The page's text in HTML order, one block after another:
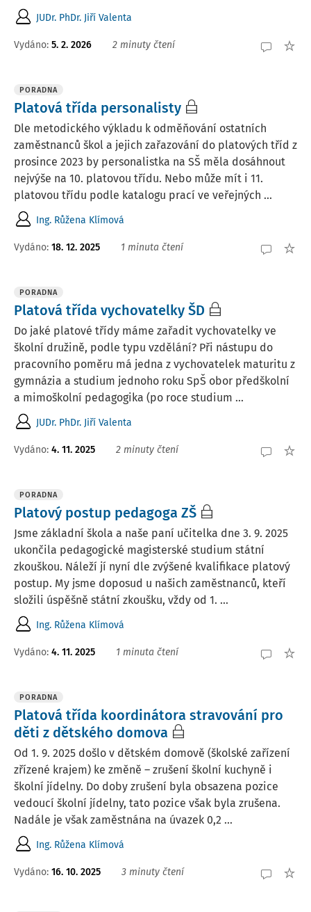
JUDr. PhDr. Jiří Valenta
Vydáno: 5. 2. 2026 2 minuty čtení
PORADNA
Platová třída personalisty
Dle metodického výkladu k odměňování ostatních
zaměstnanců škol a jejich zařazování do platových tříd z
prosince 2023 by personalistka na SŠ měla dosáhnout
nejvýše na 10. platovou třídu. Nebo může mít i 11.
platovou třídu podle katalogu prací ve veřejných ...
Ing. Růžena Klímová
Vydáno: 18. 12. 2025 1 minuta čtení
PORADNA
Platová třída vychovatelky ŠD
Do jaké platové třídy máme zařadit vychovatelky ve
školní družině, podle typu vzdělání? Při nástupu do
pracovního poměru má jedna z vychovatelek maturitu z
gymnázia a studium jednoho roku SpŠ obor předškolní
a mimoškolní pedagogika (po roce studium ...
JUDr. PhDr. Jiří Valenta
Vydáno: 4. 11. 2025 2 minuty čtení
PORADNA
Platový postup pedagoga ZŠ
Jsme základní škola a naše paní učitelka dne 3. 9. 2025
ukončila pedagogické magisterské studium státní
zkouškou. Náleží jí nyní dle zvýšené kvalifikace platový
postup. My jsme doposud u našich zaměstnanců, kteří
složili úspěšně státní zkoušku, vždy od 1. ...
Ing. Růžena Klímová
Vydáno: 4. 11. 2025 1 minuta čtení
PORADNA
Platová třída koordinátora stravování pro
děti z dětského domova
Od 1. 9. 2025 došlo v dětském domově (školské zařízení
zřízené krajem) ke změně – zrušení školní kuchyně i
školní jídelny. Do doby zrušení byla obsazena pozice
vedoucí školní jídelny, tato pozice však byla zrušena.
Nadále je však zaměstnána na úvazek 0,2 ...
Ing. Růžena Klímová
Vydáno: 16. 10. 2025 3 minuty čtení